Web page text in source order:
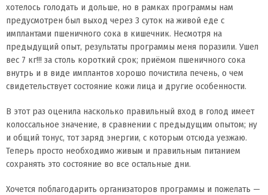
хотелось голодать и дольше, но в рамках программы нам
предусмотрен был выход через 3 суток на живой еде с
имплантами пшеничного сока в кишечник. Несмотря на
предыдущий опыт, результаты программы меня поразили. Ушел
вес 7 кг!!! за столь короткий срок; приёмом пшеничного сока
внутрь и в виде имплантов хорошо почистила печень, о чем
свидетельствует состояние кожи лица и другие особенности.
В этот раз оценила насколько правильный вход в голод имеет
колоссальное значение, в сравнении с предыдущим опытом; ну
и общий тонус, тот заряд энергии, с которым отсюда уезжаю.
Теперь просто необходимо живым и правильным питанием
сохранять это состояние во все остальные дни.
Хочется поблагодарить организаторов программы и пожелать —